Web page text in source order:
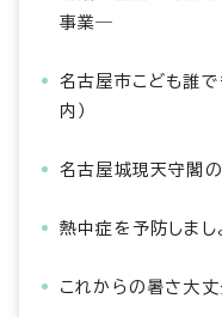
事業―
名古屋市こども誰
内）
名古屋城現天守閣
熱中症を予防しまし
これからの暑さ大